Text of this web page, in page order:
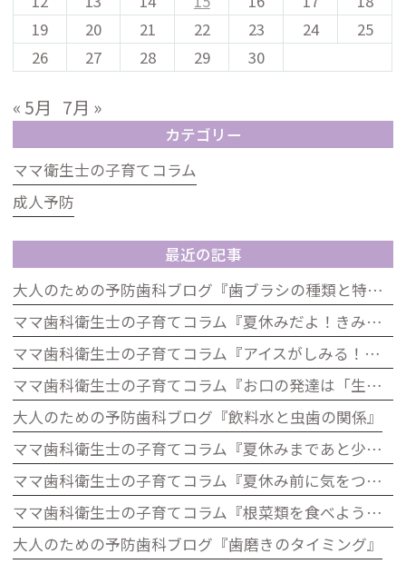
19
20 21 22 23 24
25
26
27 28 29 30
« 5月 7月 »
カテゴリー
ママ衛生士の子育てコラム
成人予防
最近の記事
大人のための予防歯科ブログ『歯ブラシの種類と特徴』
ママ歯科衛生士の子育てコラム『夏休みだよ！きみの歯は大丈夫？「むし歯ゼロ」大作戦』
ママ歯科衛生士の子育てコラム『アイスがしみる！それ、虫歯じゃないかも？子どもの知覚過敏について』
ママ歯科衛生士の子育てコラム『お口の発達は「生きる力」歯科から考える子どもの発達』
大人のための予防歯科ブログ『飲料水と虫歯の関係』
ママ歯科衛生士の子育てコラム『夏休みまであと少し！歯をピカピカにして楽しい夏を迎えよう』
ママ歯科衛生士の子育てコラム『夏休み前に気をつけたい！お子さんのお口の健康チェック』
ママ歯科衛生士の子育てコラム『根菜類を食べよう！歯科の視点から見た根菜のうれしい効果』
大人のための予防歯科ブログ『歯磨きのタイミング』